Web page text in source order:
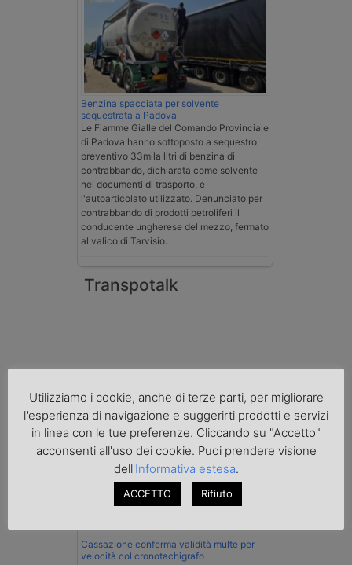
Benzina spacciata per solvente
sequestrata a Padova
Le Fiamme Gialle del Comando Provinciale
di Padova hanno sottoposto a sequestro
preventivo 33mila litri di benzina di
contrabbando, dichiarata come solvente
nei documenti di trasporto, e
l'autoarticolato utilizzato. Denunciato per
contrabbando di prodotti petroliferi il
conducente ungherese del mezzo, fermato
al valico di Tarvisio.
Transpotalk
Normativa
Cassazione conferma validità multe per
velocità col cronotachigrafo
Utilizziamo i cookie, anche di terze parti, per migliorare
l'esperienza di navigazione e suggerirti prodotti e servizi
in linea con le tue preferenze. Cliccando su "Accetto"
acconsenti all'uso dei cookie. Puoi prendere visione
dell'Informativa estesa.
ACCETTO Rifiuto